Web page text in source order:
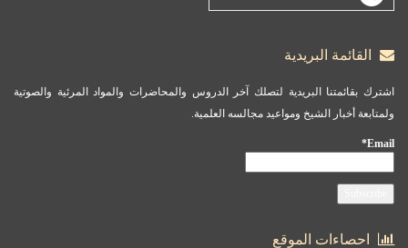
القائمة البريدية
اشترك بقائمتنا البريدية لتصلك آخر الدروس والمحاضرات والمواد المرئية والصوتية
ولمتابعة أخبار الشيخ ومواعيد مجالسه العلمية.
Email*
احصاءات الموقع